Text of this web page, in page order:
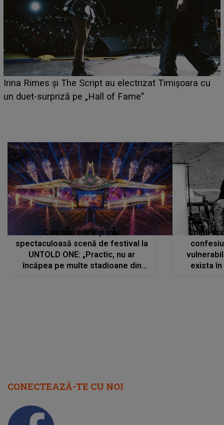
HOROSCOP 6 august 2026. Zodia care are șansa să
câștige mai mulți bani. O oportunitate neașteptată îi
Cea mai mare și mai
spectaculoasă scenă de festival la
UNTOLD ONE: „Practic, nu ar
încăpea pe multe stadioane din
Charli
exista
CONECTEAZĂ-TE CU NOI